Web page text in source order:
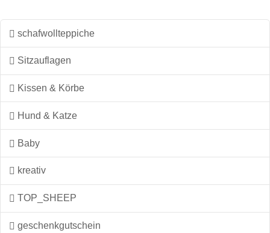
schafwollteppiche
Sitzauflagen
Kissen & Körbe
Hund & Katze
Baby
kreativ
TOP_SHEEP
geschenkgutschein